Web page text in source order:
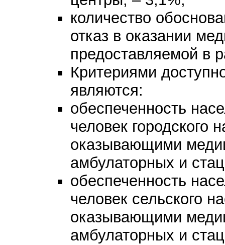
количество
отказ в оказании
предоставляемой в
Критериями
являются:
обеспеченность
человек городского
оказывающими
амбулаторных и
обеспеченность
человек сельского
оказывающими
амбулаторных и